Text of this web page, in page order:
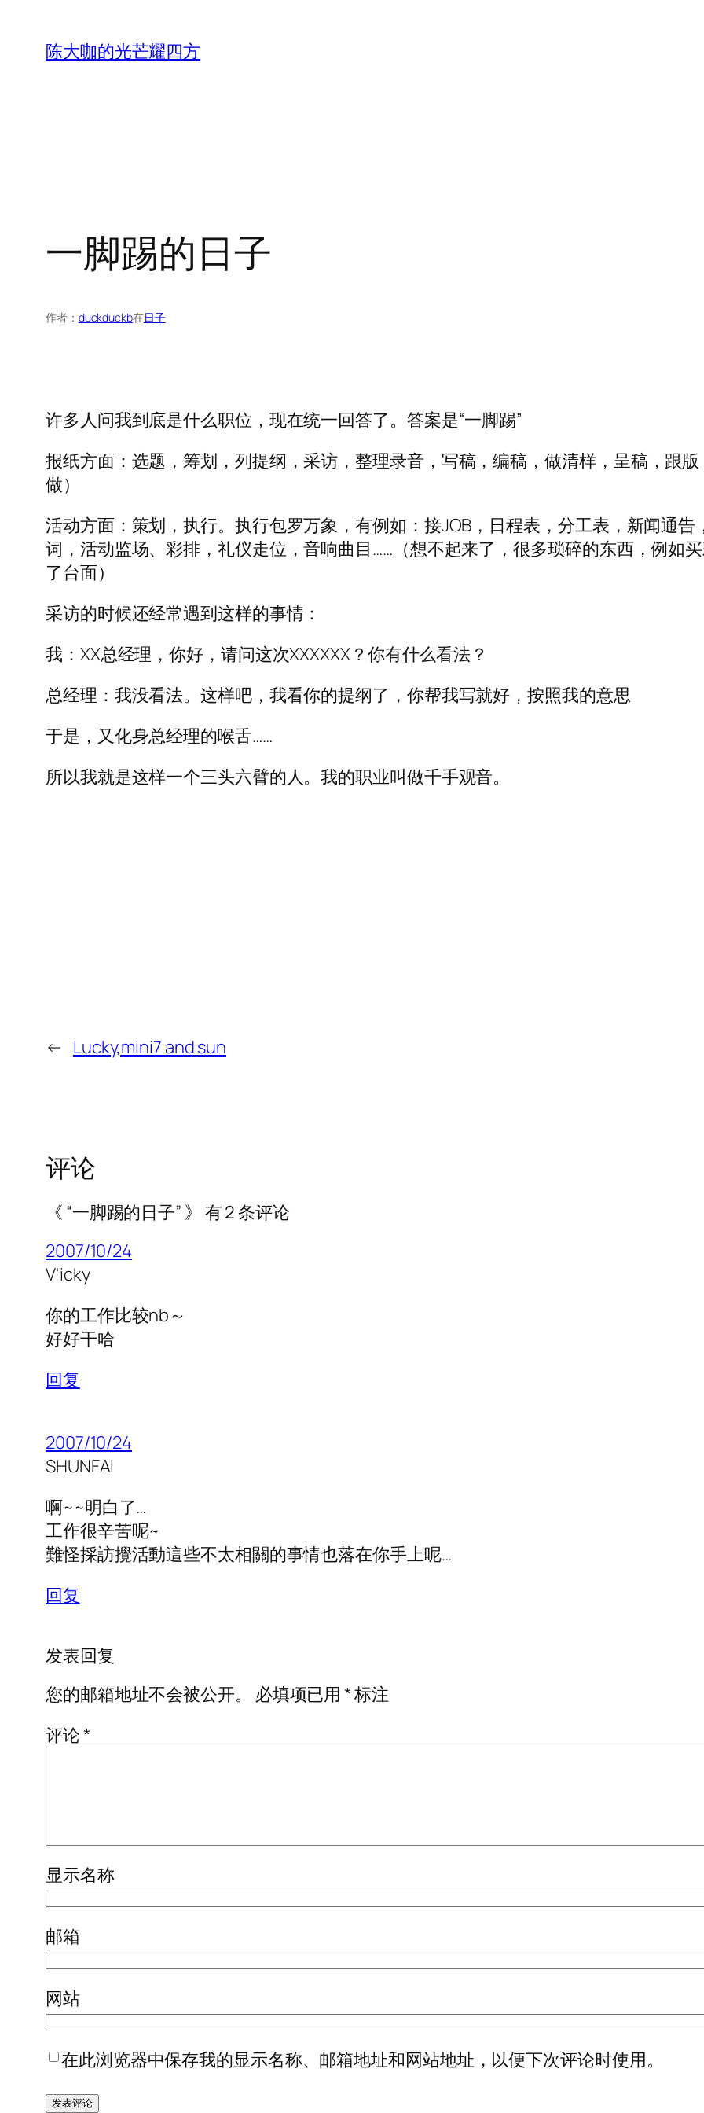
陈大咖的光芒耀四方
一脚踢的日子
作者： duckduckb在日子
许多人问我到底是什么职位，现在统一回答了。答案是“一脚踢”
报纸方面：选题，筹划，列提纲，采访，整理录音，写稿，编稿，做清样，呈稿，跟
做）
活动方面：策划，执行。执行包罗万象，有例如：接JOB，日程表，分工表，新闻通
词，活动监场、彩排，礼仪走位，音响曲目……（想不起来了，很多琐碎的东西，例如
了台面）
采访的时候还经常遇到这样的事情：
我：XX总经理，你好，请问这次XXXXXX？你有什么看法？
总经理：我没看法。这样吧，我看你的提纲了，你帮我写就好，按照我的意思
于是，又化身总经理的喉舌……
所以我就是这样一个三头六臂的人。我的职业叫做千手观音。
← Lucky,mini7 and sun
评论
《 “一脚踢的日子” 》 有 2 条评论
2007/10/24
V'icky
你的工作比较nb～
好好干哈
回复
2007/10/24
SHUNFAI
啊~~明白了…
工作很辛苦呢~
難怪採訪攪活動這些不太相關的事情也落在你手上呢…
回复
发表回复
您的邮箱地址不会被公开。
必填项已用*标注
评论*
显示名称
邮箱
网站
在此浏览器中保存我的显示名称、邮箱地址和网站地址，以便下次评论时使用。